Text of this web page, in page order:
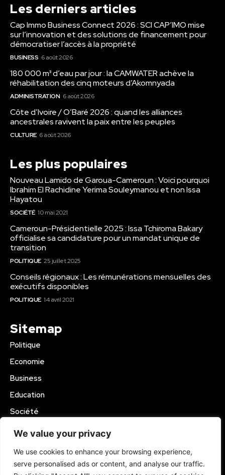
We value your privacy
We use cookies to enhance your browsing experience,
serve personalised ads or content, and analyse our traffic.
Les derniers articles
Cap Immo Business Connect 2026 : SCI CAP’IMO mise
sur l’innovation et des solutions de financement pour
démocratiser l’accès à la propriété
BUSINESS 6 août 2026
180 000 m³ d’eau par jour : la CAMWATER achève la
réhabilitation des cinq moteurs d’Akomnyada
ADMINISTRATION 6 août 2026
Côte d’Ivoire / O’Baré 2026 : quand les alliances
ancestrales ravivent la paix entre les peuples
CULTURE 6 août 2026
Les plus populaires
Nouveau Lamido de Garoua-Cameroun : Voici pourquoi
Ibrahim El Rachidine Yerima Souleymanou et non Issa
Hayatou
SOCIÉTÉ 10 mai 2021
Cameroun-Présidentielle 2025 : Issa Tchiroma Bakary
officialise sa candidature pour un mandat unique de
transition
POLITIQUE 25 juillet 2025
Conseils régionaux : Les rémunérations mensuelles des
exécutifs disponibles
POLITIQUE 14 avril 2021
Sitemap
Politique
Economie
Business
Education
Société
Sport
© 2024 Kamer Infos+. All Rights Reserved.